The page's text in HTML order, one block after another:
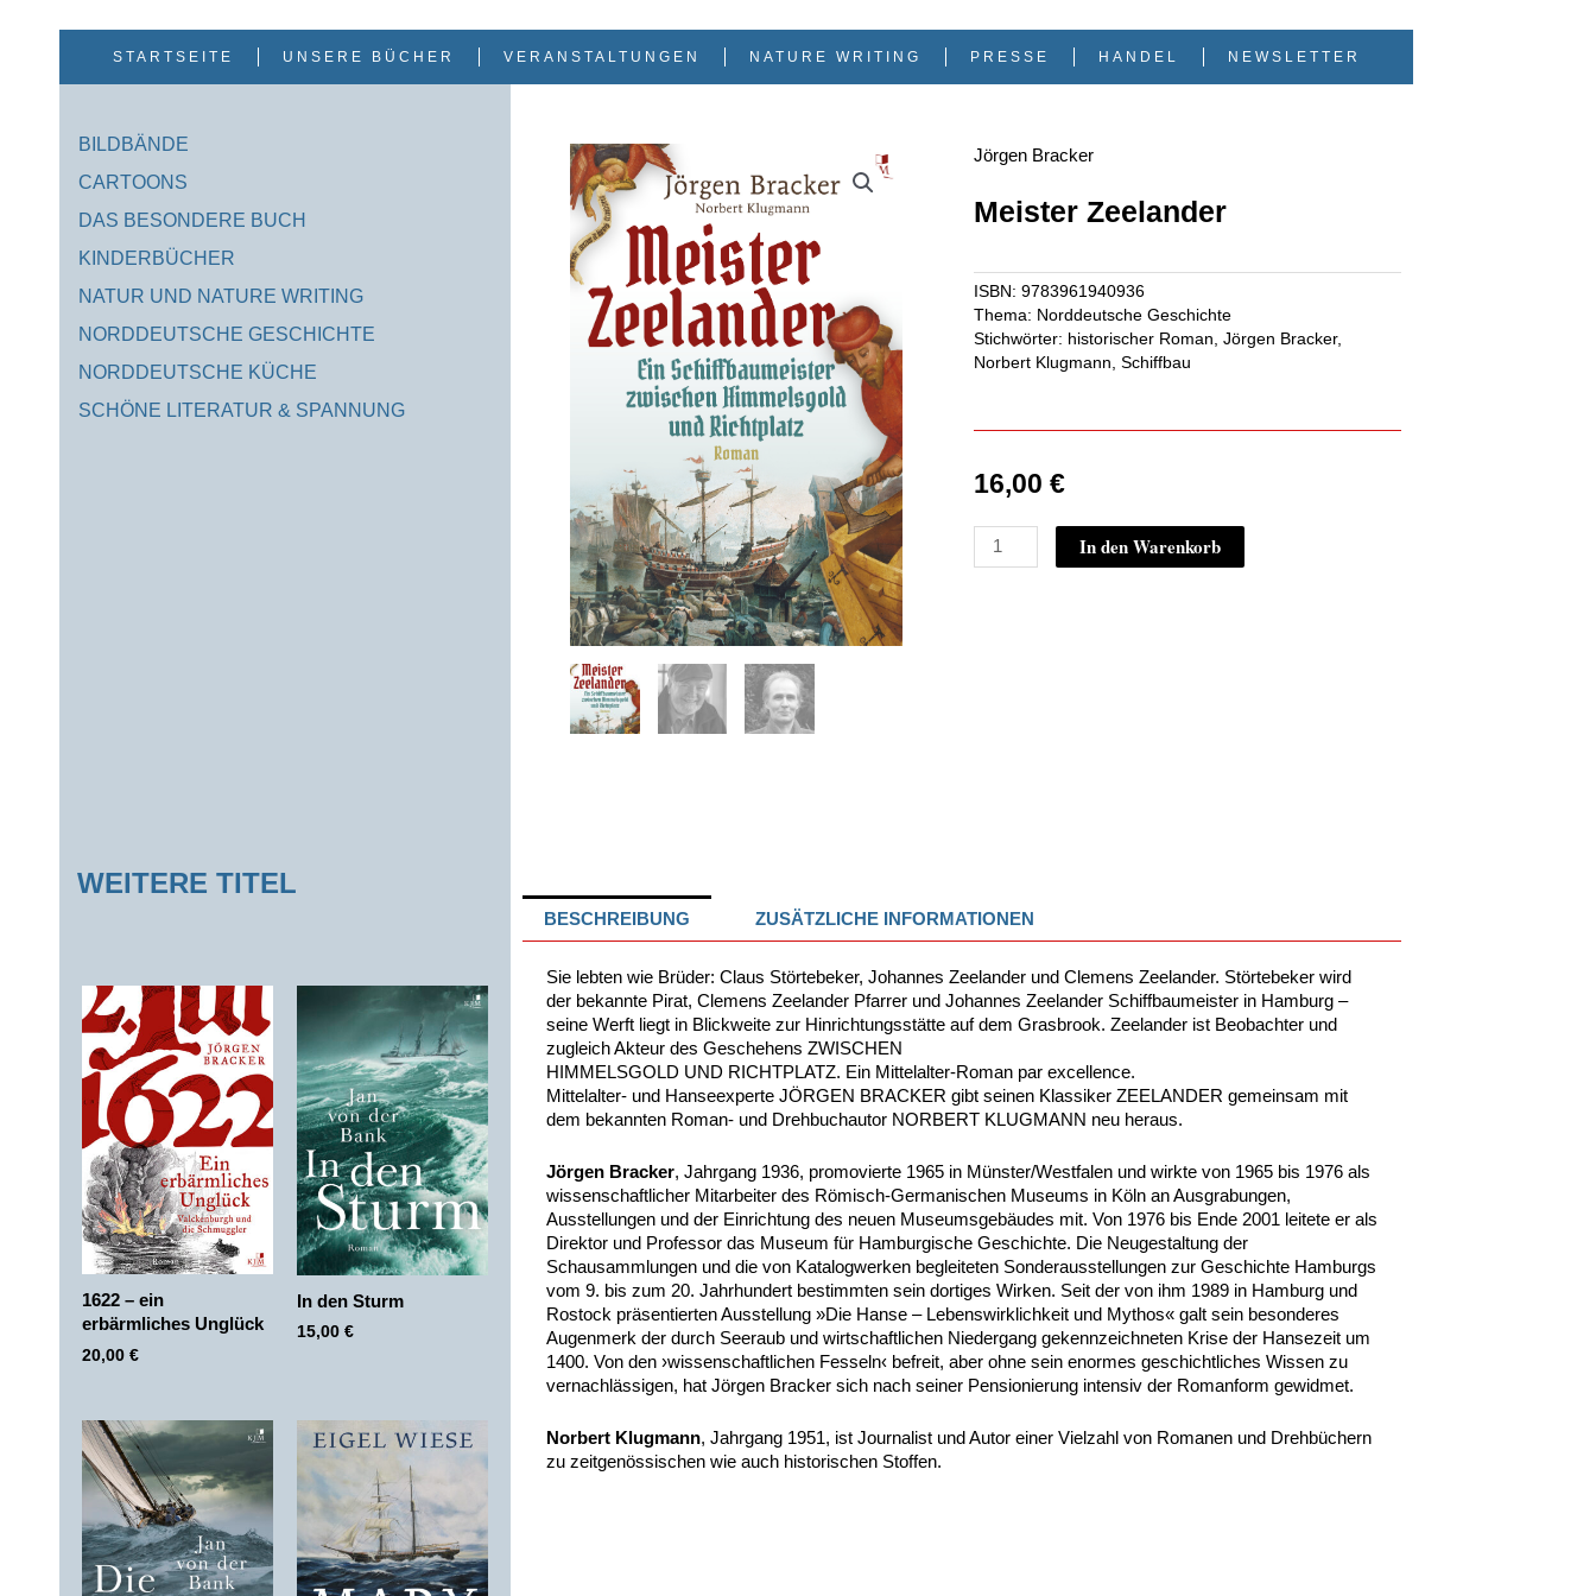
Inhalt
springenSTARTSEITE UNSERE BÜCHER VERANSTALTUNGEN NATURE WRITING PRESSE HANDEL NEWSLETTER
BILDBÄNDE
CARTOONS
DAS BESONDERE BUCH
KINDERBÜCHER
NATUR UND NATURE WRITING
NORDDEUTSCHE GESCHICHTE
NORDDEUTSCHE KÜCHE
SCHÖNE LITERATUR & SPANNUNG
Jörgen Bracker
Meister Zeelander
ISBN: 9783961940936
Thema: Norddeutsche Geschichte
Stichwörter: historischer Roman, Jörgen Bracker,
Norbert Klugmann, Schiffbau
16,00 €
Meister
In den Warenkorb
WEITERE TITEL
1622 – ein
erbärmliches Unglück
20,00 €
In den Sturm
15,00 €
BESCHREIBUNG ZUSÄTZLICHE INFORMATIONEN
Sie lebten wie Brüder: Claus Störtebeker, Johannes Zeelander und Clemens Zeelander. Störtebeker wird
der bekannte Pirat, Clemens Zeelander Pfarrer und Johannes Zeelander Schiffbaumeister in Hamburg –
seine Werft liegt in Blickweite zur Hinrichtungsstätte auf dem Grasbrook. Zeelander ist Beobachter und
zugleich Akteur des Geschehens ZWISCHEN
HIMMELSGOLD UND RICHTPLATZ. Ein Mittelalter-Roman par excellence.
Mittelalter- und Hanseexperte JÖRGEN BRACKER gibt seinen Klassiker ZEELANDER gemeinsam mit
dem bekannten Roman- und Drehbuchautor NORBERT KLUGMANN neu heraus.
Jörgen Bracker, Jahrgang 1936, promovierte 1965 in Münster/Westfalen und wirkte von 1965 bis 1976 als
wissenschaftlicher Mitarbeiter des Römisch-Germanischen Museums in Köln an Ausgrabungen,
Ausstellungen und der Einrichtung des neuen Museumsgebäudes mit. Von 1976 bis Ende 2001 leitete er als
Direktor und Professor das Museum für Hamburgische Geschichte. Die Neugestaltung der
Schausammlungen und die von Katalogwerken begleiteten Sonderausstellungen zur Geschichte Hamburgs
vom 9. bis zum 20. Jahrhundert bestimmten sein dortiges Wirken. Seit der von ihm 1989 in Hamburg und
Rostock präsentierten Ausstellung »Die Hanse – Lebenswirklichkeit und Mythos« galt sein besonderes
Augenmerk der durch Seeraub und wirtschaftlichen Niedergang gekennzeichneten Krise der Hansezeit um
1400. Von den ›wissenschaftlichen Fesseln‹ befreit, aber ohne sein enormes geschichtliches Wissen zu
vernachlässigen, hat Jörgen Bracker sich nach seiner Pensionierung intensiv der Romanform gewidmet.
Norbert Klugmann, Jahrgang 1951, ist Journalist und Autor einer Vielzahl von Romanen und Drehbüchern
zu zeitgenössischen wie auch historischen Stoffen.